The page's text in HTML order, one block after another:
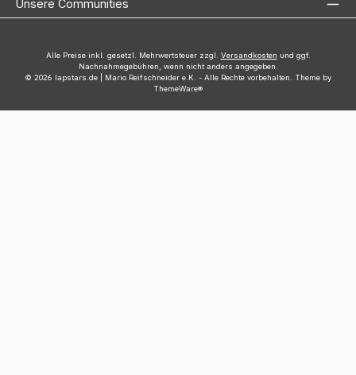
Unsere Communities
Alle Preise inkl. gesetzl. Mehrwertsteuer zzgl. Versandkosten und ggf.
Nachnahmegebühren, wenn nicht anders angegeben.
© 2026 lapstars.de | Mario Reifschneider e.K. - Alle Rechte vorbehalten. Theme by
ThemeWare®